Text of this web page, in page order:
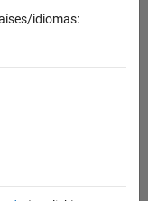
idiomas: